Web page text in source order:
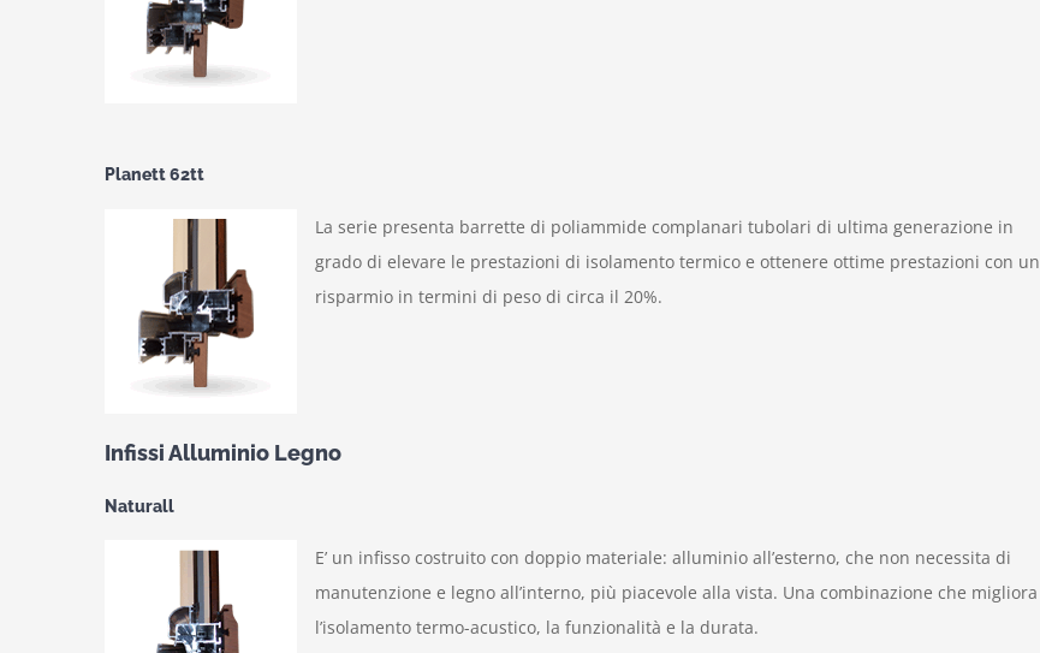
Planett 62tt
La serie presenta barrette di poliammide complanari tubolari di ultima generazione in
grado di elevare le prestazioni di isolamento termico e ottenere ottime prestazioni con un
risparmio in termini di peso di circa il 20%.
Infissi Alluminio Legno
Naturall
E’ un infisso costruito con doppio materiale: alluminio all’esterno, che non necessita di
manutenzione e legno all’interno, più piacevole alla vista. Una combinazione che migliora
l’isolamento termo-acustico, la funzionalità e la durata.